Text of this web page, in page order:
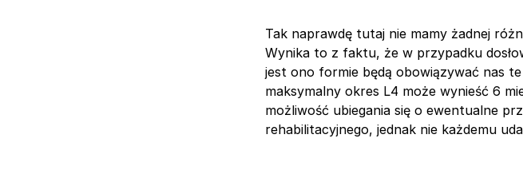
Tak naprawdę tutaj nie mamy żadnej
Wynika to z faktu, że w przypadku
jest ono formie będą obowiązywać nas
maksymalny okres L4 może wynieść 6
możliwość ubiegania się o ewentualne
rehabilitacyjnego, jednak nie każdemu